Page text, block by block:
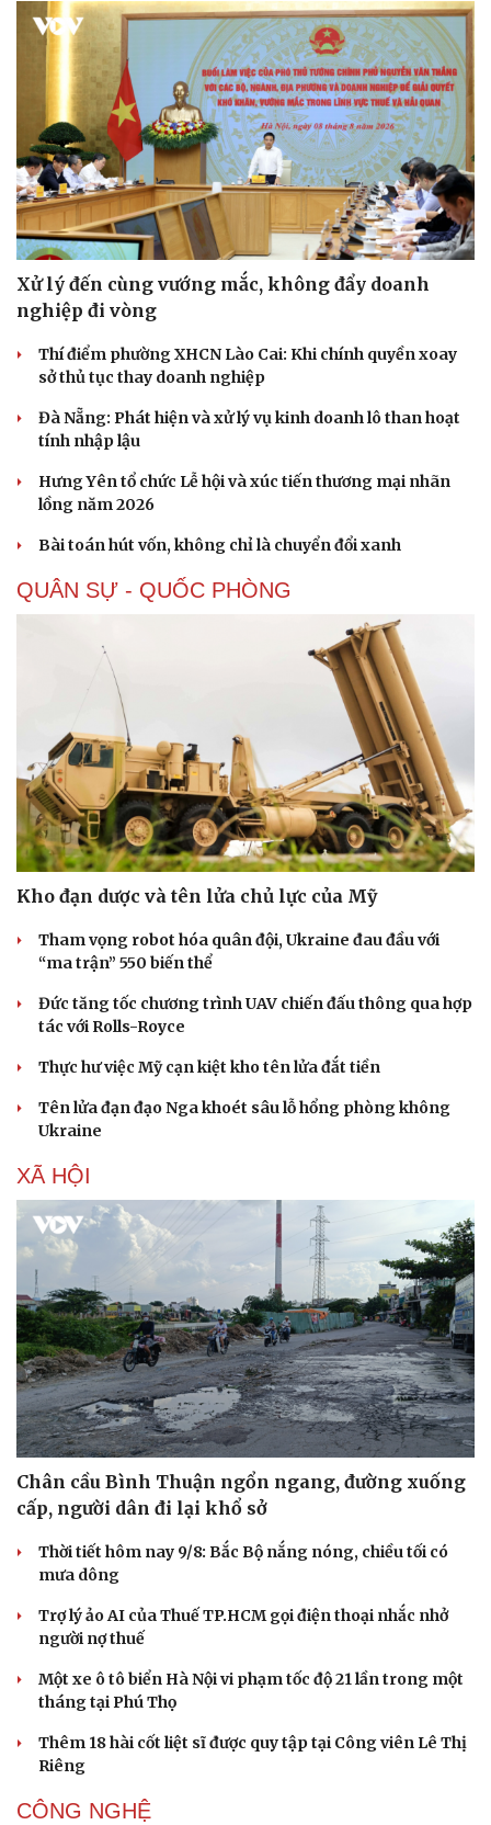
Pháp luật
Vụ án
Tin nóng
Tư vấn luật
Quân sự - Quốc phòng
Vũ khí
Việt Nam
Phân tích
Thể thao
Lịch thi đấu bóng đá
Thế giới thể thao
Hậu trường
Ô tô - Xe máy
Xe máy
Xử lý đến cùng vướng mắc, không đẩy doanh
nghiệp đi vòng
Thí điểm phường XHCN Lào Cai: Khi chính quyền xoay
sở thủ tục thay doanh nghiệp
Đà Nẵng: Phát hiện và xử lý vụ kinh doanh lô than hoạt
tính nhập lậu
Hưng Yên tổ chức Lễ hội và xúc tiến thương mại nhãn
lồng năm 2026
Bài toán hút vốn, không chỉ là chuyển đổi xanh
QUÂN SỰ - QUỐC PHÒNG
Kho đạn dược và tên lửa chủ lực của Mỹ
Tham vọng robot hóa quân đội, Ukraine đau đầu với
“ma trận” 550 biến thể
Đức tăng tốc chương trình UAV chiến đấu thông qua hợp
tác với Rolls-Royce
Thực hư việc Mỹ cạn kiệt kho tên lửa đắt tiền
Tên lửa đạn đạo Nga khoét sâu lỗ hổng phòng không
Ukraine
XÃ HỘI
Chân cầu Bình Thuận ngổn ngang, đường xuống
cấp, người dân đi lại khổ sở
Thời tiết hôm nay 9/8: Bắc Bộ nắng nóng, chiều tối có
mưa dông
Trợ lý ảo AI của Thuế TP.HCM gọi điện thoại nhắc nhở
người nợ thuế
Một xe ô tô biển Hà Nội vi phạm tốc độ 21 lần trong một
tháng tại Phú Thọ
Thêm 18 hài cốt liệt sĩ được quy tập tại Công viên Lê Thị
Riêng
CÔNG NGHỆ